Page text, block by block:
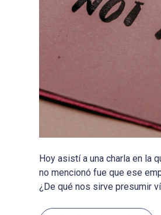
Hoy asistí a una charla en la
no mencionó fue que ese
¿De qué nos sirve presumir